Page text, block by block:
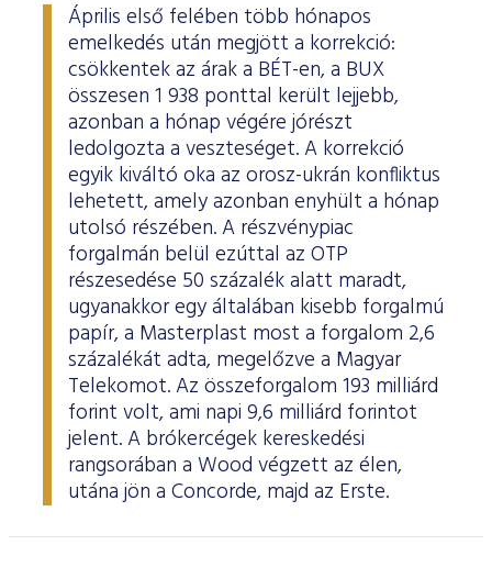
Április első felében több hónapos
emelkedés után megjött a korrekció:
csökkentek az árak a BÉT-en, a BUX
összesen 1 938 ponttal került lejjebb,
azonban a hónap végére jórészt
ledolgozta a veszteséget. A korrekció
egyik kiváltó oka az orosz-ukrán konfliktus
lehetett, amely azonban enyhült a hónap
utolsó részében. A részvénypiac
forgalmán belül ezúttal az OTP
részesedése 50 százalék alatt maradt,
ugyanakkor egy általában kisebb forgalmú
papír, a Masterplast most a forgalom 2,6
százalékát adta, megelőzve a Magyar
Telekomot. Az összeforgalom 193 milliárd
forint volt, ami napi 9,6 milliárd forintot
jelent. A brókercégek kereskedési
rangsorában a Wood végzett az élen,
utána jön a Concorde, majd az Erste.